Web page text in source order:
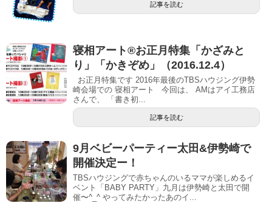
記事を読む
寝相アート®お正月特集「かざみと
り」「かきぞめ」（2016.12.4）
お正月特集です 2016年最後のTBSハウジング伊勢
崎会場での 寝相アート 今回は、 AMはアイ工務店
さんで、 「書き初...
記事を読む
9月ベビーパーティー太田&伊勢崎で
開催決定ー！
TBSハウジングで赤ちゃんのいるママが楽しめるイ
ベント「BABY PARTY」九月は伊勢崎と太田で開
催〜^_^ やってみたかったあのイ...